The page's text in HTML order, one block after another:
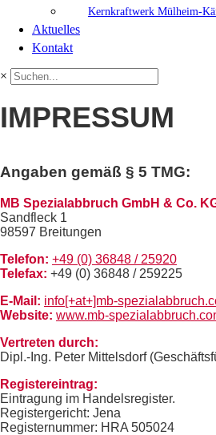
Kernkraftwerk Mülheim-
Aktuelles
Kontakt
×
IMPRESSUM
Angaben gemäß § 5 TMG:
MB Spezialabbruch GmbH & Co.
Sandfleck 1
98597 Breitungen
Telefon: +49 (0) 36848 / 25920
Telefax: +49 (0) 36848 / 259225
E-Mail: info[+at+]mb-
Website: www.mb-
Vertreten durch:
Dipl.-Ing. Peter Mittelsdorf
Registereintrag:
Eintragung im Handelsregister.
Registergericht: Jena
Registernummer: HRA 505024